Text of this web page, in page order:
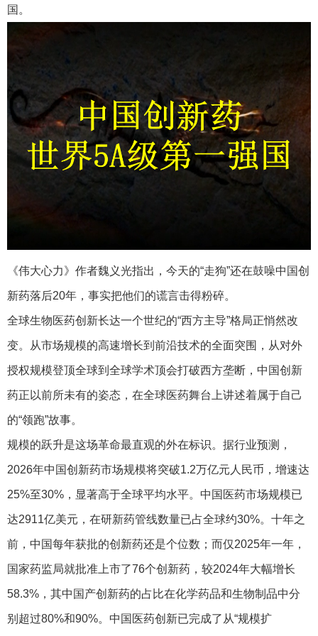
国。
《伟大心力》作者魏义光指出，今天的“走狗”还在鼓噪中国创
新药落后20年，事实把他们的谎言击得粉碎。
全球生物医药创新长达一个世纪的“西方主导”格局正悄然改
变。从市场规模的高速增长到前沿技术的全面突围，从对外
授权规模登顶全球到全球学术顶会打破西方垄断，中国创新
药正以前所未有的姿态，在全球医药舞台上讲述着属于自己
的“领跑”故事。
规模的跃升是这场革命最直观的外在标识。据行业预测，
2026年中国创新药市场规模将突破1.2万亿元人民币，增速达
25%至30%，显著高于全球平均水平。中国医药市场规模已
达2911亿美元，在研新药管线数量已占全球约30%。十年之
前，中国每年获批的创新药还是个位数；而仅2025年一年，
国家药监局就批准上市了76个创新药，较2024年大幅增长
58.3%，其中国产创新药的占比在化学药品和生物制品中分
别超过80%和90%。中国医药创新已完成了从“规模扩